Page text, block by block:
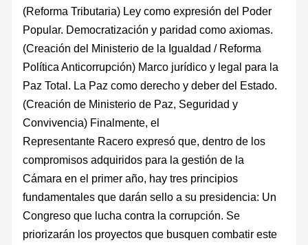
(Reforma Tributaria) Ley como expresión del Poder
Popular. Democratización y paridad como axiomas.
(Creación del Ministerio de la Igualdad / Reforma
Política Anticorrupción) Marco jurídico y legal para la
Paz Total. La Paz como derecho y deber del Estado.
(Creación de Ministerio de Paz, Seguridad y
Convivencia) Finalmente, el
Representante Racero expresó que, dentro de los
compromisos adquiridos para la gestión de la
Cámara en el primer año, hay tres principios
fundamentales que darán sello a su presidencia: Un
Congreso que lucha contra la corrupción. Se
priorizarán los proyectos que busquen combatir este